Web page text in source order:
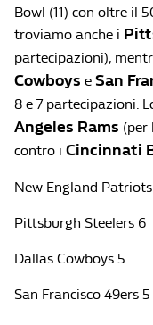
Bowl (11) con oltre il
troviamo anche i
partecipazioni),
Cowboys e San
8 e 7 partecipazioni.
Angeles Rams (per
contro i Cincinnati
New England
Pittsburgh Steelers 6
Dallas Cowboys 5
San Francisco 49ers 5